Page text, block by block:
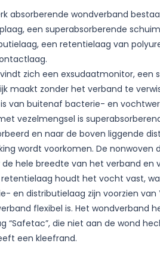
absorberende wondverband
een superabsorberende
een retentielaag van
zich een exsudaatmonitor, een
maakt zonder het verband te
van buitenaf bacterie- en
vezelmengsel is
en naar de boven liggende
wordt voorkomen. De nonwoven
hele breedte van het verband en
houdt het vocht vast,
en distributielaag zijn voorzien
flexibel is. Het wondverband
“Safetac”, die niet aan de wond
een kleefrand.